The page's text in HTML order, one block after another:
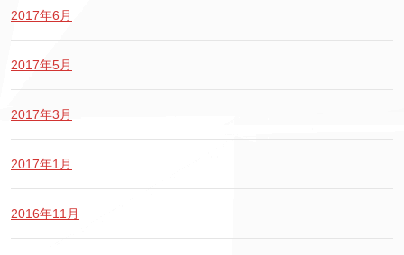
2017年6月
2017年5月
2017年3月
2017年1月
2016年11月